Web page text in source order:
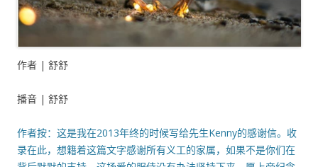
作者 | 舒舒
播音 | 舒舒
作者按：这是我在2013年终的时候写给先生Kenny的感谢信。收
录在此，想籍着这篇文字感谢所有义工的家属，如果不是你们在